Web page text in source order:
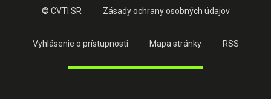
© CVTI SR Zásady ochrany osobných údajov
Vyhlásenie o prístupnosti Mapa stránky RSS